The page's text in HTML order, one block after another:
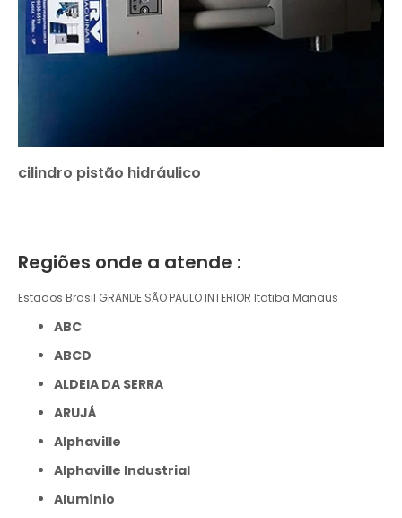
cilindro pistão hidráulico
Regiões onde a atende :
Estados Brasil GRANDE SÃO PAULO INTERIOR Itatiba Manaus
ABC
ABCD
ALDEIA DA SERRA
ARUJÁ
Alphaville
Alphaville Industrial
Alumínio